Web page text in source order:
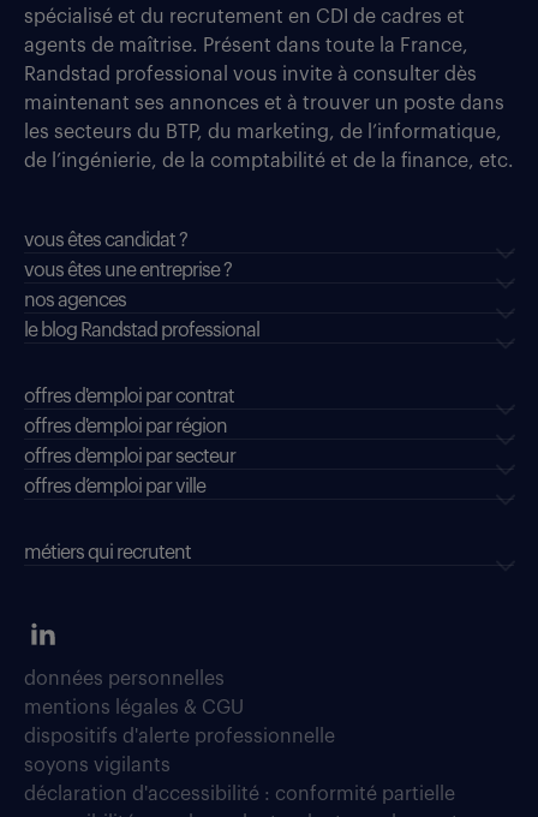
spécialisé et du recrutement en CDI de cadres et
agents de maîtrise. Présent dans toute la France,
Randstad professional vous invite à consulter dès
maintenant ses annonces et à trouver un poste dans
les secteurs du BTP, du marketing, de l’informatique,
de l’ingénierie, de la comptabilité et de la finance, etc.
vous êtes candidat ?
vous êtes une entreprise ?
nos agences
le blog Randstad professional
offres d'emploi par contrat
offres d'emploi par région
offres d'emploi par secteur
offres d’emploi par ville
métiers qui recrutent
données personnelles
mentions légales & CGU
dispositifs d'alerte professionnelle
soyons vigilants
déclaration d'accessibilité : conformité partielle